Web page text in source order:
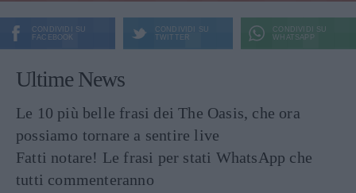
CONDIVIDI SU
FACEBOOK
CONDIVIDI SU
TWITTER
CONDIVIDI SU
WHATSAPP
Ultime News
Le 10 più belle frasi dei The Oasis, che ora
possiamo tornare a sentire live
Fatti notare! Le frasi per stati WhatsApp che
tutti commenteranno